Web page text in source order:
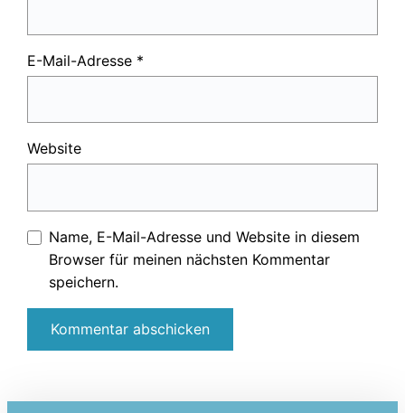
E-Mail-Adresse *
Website
Name, E-Mail-Adresse und Website in diesem
Browser für meinen nächsten Kommentar
speichern.